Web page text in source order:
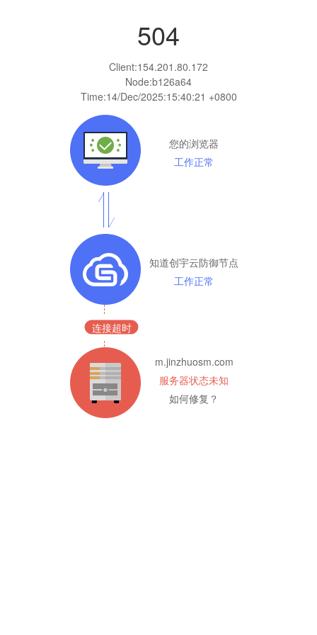
504
Client:154.201.80.172
Node:b126a64
Time:14/Dec/2025:15:40:21 +0800
您的浏览器
工作正常
知道创宇云防御节点
工作正常
连接超时
m.jinzhuosm.com
服务器状态未知
如何修复？